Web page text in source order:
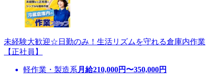
未経験大歓迎☆日勤のみ！生活リズムを守れる倉庫内作業
【正社員】
軽作業・製造系 月給210,000円〜350,000円